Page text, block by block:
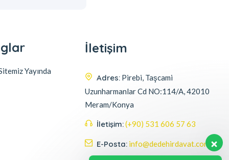
Yayında
İletişim
Adres: Pirebi, Taşcami
Uzunharmanlar Cd NO:114/A, 42010
Meram/Konya
İletişim:(+90) 531 606 57 63
E-Posta: info@dedehirdavat.com